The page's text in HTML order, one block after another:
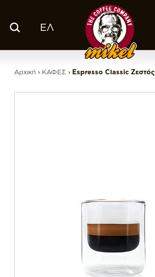
ΕΛ
Ο ΚΑΦΕΣ ΜΑΣ
FRANCHISE
Αρχική › ΚΑΦΕΣ › Espresso Classic Ζεστός